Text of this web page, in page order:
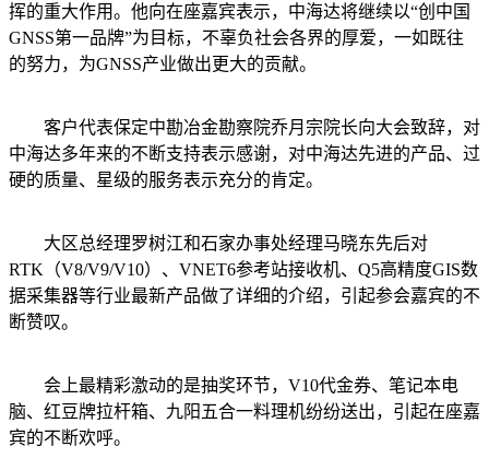
挥的重大作用。他向在座嘉宾表示，中海达将继续以“创中国
GNSS第一品牌”为目标，不辜负社会各界的厚爱，一如既往
的努力，为GNSS产业做出更大的贡献。
客户代表保定中勘冶金勘察院乔月宗院长向大会致辞，对
中海达多年来的不断支持表示感谢，对中海达先进的产品、过
硬的质量、星级的服务表示充分的肯定。
大区总经理罗树江和石家办事处经理马晓东先后对
RTK（V8/V9/V10）、VNET6参考站接收机、Q5高精度GIS数
据采集器等行业最新产品做了详细的介绍，引起参会嘉宾的不
断赞叹。
会上最精彩激动的是抽奖环节，V10代金券、笔记本电
脑、红豆牌拉杆箱、九阳五合一料理机纷纷送出，引起在座嘉
宾的不断欢呼。